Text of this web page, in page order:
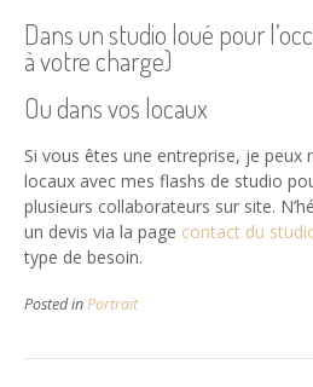
Dans un studio loué pour
à votre charge)
Ou dans vos locaux
Si vous êtes une entreprise, je peux
locaux avec mes flashs de studio
plusieurs collaborateurs sur site.
un devis via la page contact du
type de besoin.
Posted inPortrait